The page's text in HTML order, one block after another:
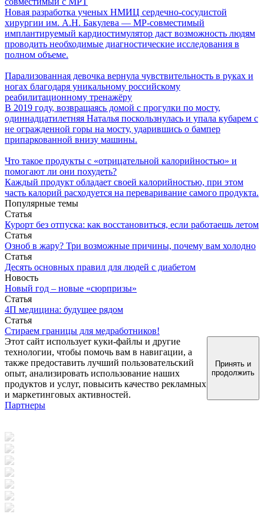
Новая разработка ученых НМИЦ сердечно-сосудистой
хирургии им. А.Н. Бакулева — МР-совместимый
имплантируемый кардиостимулятор даст возможность людям
проводить необходимые диагностические исследования в
полном объеме.
Парализованная девочка вернула чувствительность в руках и
ногах благодаря уникальному российскому
реабилитационному тренажёру
В 2019 году, возвращаясь домой с прогулки по мосту,
одиннадцатилетняя Наталья поскользнулась и упала кубарем с
не огражденной горы на мосту, ударившись о бампер
припаркованной внизу машины.
Что такое продукты с «отрицательной калорийностью» и
помогают ли они похудеть?
Каждый продукт обладает своей калорийностью, при этом
часть калорий расходуется на переваривание самого продукта.
Популярные темы
Статья
Курорт без отпуска: как восстановиться, если работаешь летом
Статья
Озноб в жару? Три возможные причины, почему вам холодно
Статья
Десять основных правил для людей с диабетом
Новость
Новый год – новые «сюрпризы»
Статья
4П медицина: будущее рядом
Статья
Стираем границы для медработников!
Этот сайт использует куки-файлы и другие
технологии, чтобы помочь вам в навигации, а
также предоставить лучший пользовательский
опыт, анализировать использование наших
продуктов и услуг, повысить качество рекламных
и маркетинговых активностей.
Принять и
продолжить
Партнеры